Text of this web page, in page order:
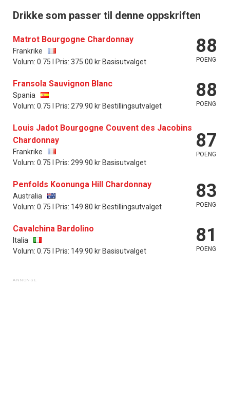
Drikke som passer til denne oppskriften
Matrot Bourgogne Chardonnay
Frankrike
Volum: 0.75 l Pris: 375.00 kr Basisutvalget
88
POENG
Fransola Sauvignon Blanc
Spania
Volum: 0.75 l Pris: 279.90 kr Bestillingsutvalget
88
POENG
Louis Jadot Bourgogne Couvent des Jacobins
Chardonnay
Frankrike
Volum: 0.75 l Pris: 299.90 kr Basisutvalget
87
POENG
Penfolds Koonunga Hill Chardonnay
Australia
Volum: 0.75 l Pris: 149.80 kr Bestillingsutvalget
83
POENG
Cavalchina Bardolino
Italia
Volum: 0.75 l Pris: 149.90 kr Basisutvalget
81
POENG